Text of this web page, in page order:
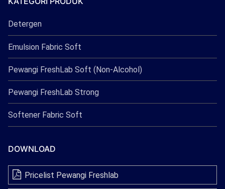
Detergen
Emulsion Fabric Soft
Pewangi FreshLab Soft (Non-Alcohol)
Pewangi FreshLab Strong
Softener Fabric Soft
DOWNLOAD
Pricelist Pewangi Freshlab